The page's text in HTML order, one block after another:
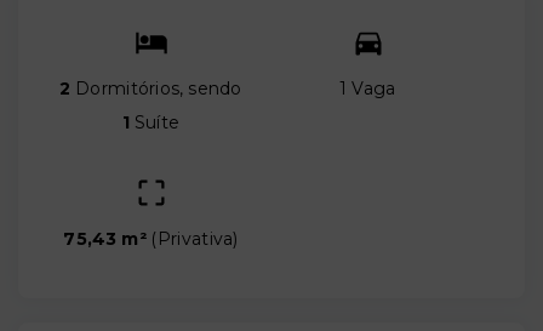
2 Dormitórios, sendo
1 Suíte
1 Vaga
75,43 m² ( Privativa)